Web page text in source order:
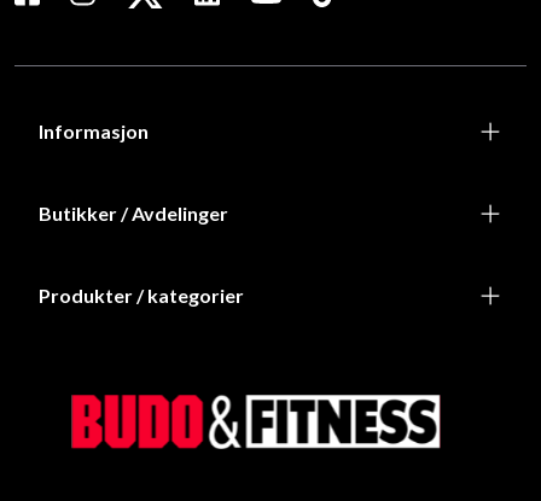
Informasjon
Butikker / Avdelinger
Produkter / kategorier